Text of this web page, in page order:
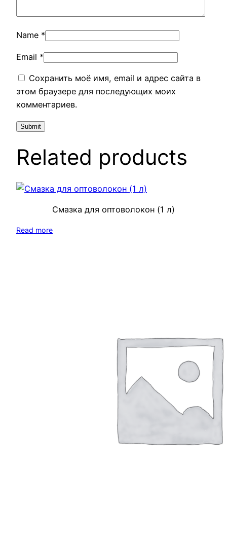
Name *
Email *
Сохранить моё имя, email и адрес сайта в
этом браузере для последующих моих
комментариев.
Related products
Смазка для оптоволокон (1 л)
Read more